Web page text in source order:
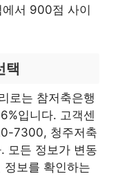
서 900점 사이
택
로는 참저축은행
입니다. 고객센
7300, 청주저축
모든 정보가 변동
정보를 확인하는